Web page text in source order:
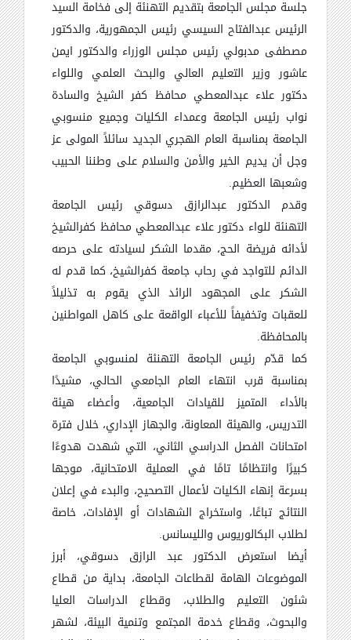
جلسة مجلس الجامعة بتقديم التهنئة إلى فخامة السيد
الرئيس عبدالفتاح السيسي رئيس الجمهورية، والدكتور
مصطفى مدبولي رئيس مجلس الوزراء والدكتور ايمن
عاشور وزير التعليم العالي والبحث العلمي واللواء
دكتور علاء عبدالمعطي محافظ كفر الشيخ والسادة
نواب رئيس الجامعة وعمداء الكليات وجميع منسوبي
الجامعة بمناسبة العام الهجري الجديد سائلاً المولى عز
وجل أن يديم الخير والأمن والسلام على وطننا الحبيب
وشعبها العظيم.
وقدم الدكتور عبدالرازق دسوقي رئيس الجامعة
التهنئة للواء دكتور علاء عبدالمعطي محافظ كفرالشيخ
لأدائه فريضة الحج، مقدما الشكر لسيادته على حرصه
الدائم للتواجد في رحاب جامعة كفرالشيخ، كما قدم له
الشكر على المجهود الرائد الذي يقوم به تذليلاً
للعقبات وتخفيفاً للأعباء الواقعة على كاهل المواطنين
بالمحافظة.
كما قدّم رئيس الجامعة التهنئة لمنسوبي الجامعة
بمناسبة قرب انتهاء العام الجامعي الحالي، مشيدًا
بالأداء المتميز للقيادات الجامعية، وأعضاء هيئة
التدريس، والهيئة المعاونة، والجهاز الإداري، خلال فترة
امتحانات الفصل الدراسي الثاني، التي شهدت هدوءًا
كبيرًا وانتظامًا تامًا في العملية الامتحانية، موجها
بسرعة إنهاء الكليات لأعمال التصحيح، والبدء في إعلان
النتائج تباعًا، واستخراج الشهادات أو الإفادات، خاصة
لطلاب البكالوريوس والليسانس.
أيضا استعرض الدكتور عبد الرازق دسوقي، أبرز
الموضوعات الهامة لقطاعات الجامعة، بداية من قطاع
شئون التعليم والطلاب، وقطاع الدراسات العليا
والبحوث، وقطاع خدمة المجتمع وتنمية البيئة، لشهر